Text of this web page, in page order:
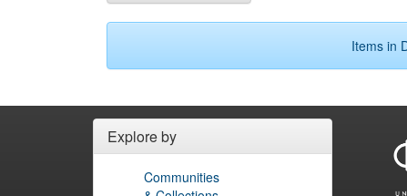
Items in
Explore by
Communities